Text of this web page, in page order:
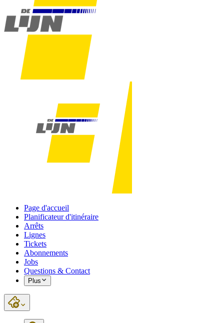
Page d'accueil
Planificateur d'itinéraire
Arrêts
Lignes
Tickets
Abonnements
Jobs
Questions & Contact
Plus